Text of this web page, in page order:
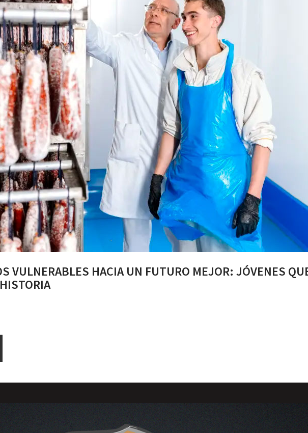
VULNERABLES HACIA UN FUTURO MEJOR: JÓVENES